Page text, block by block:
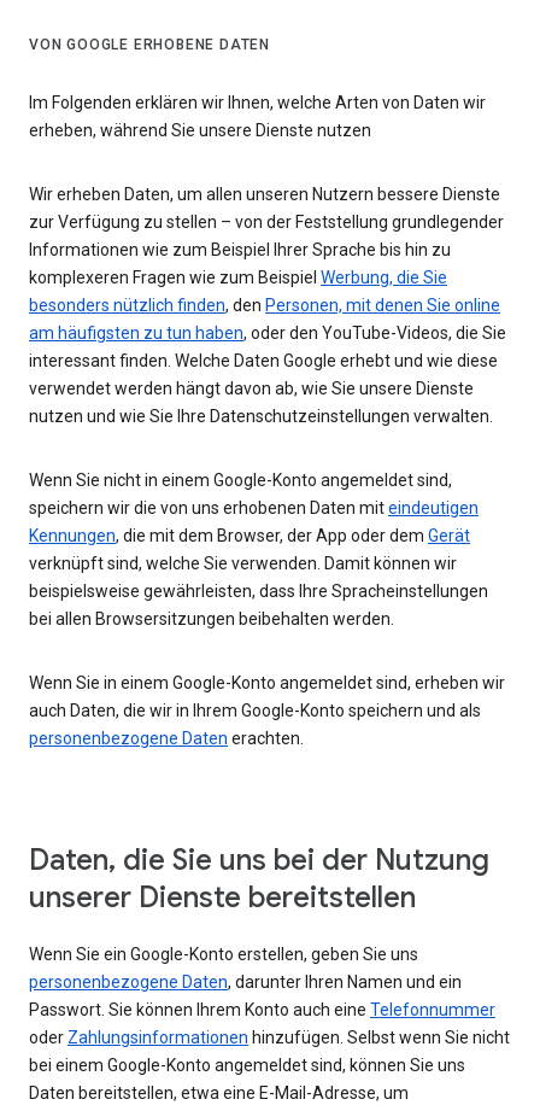
VON GOOGLE ERHOBENE DATEN
Im Folgenden erklären wir Ihnen, welche Arten von Daten wir
erheben, während Sie unsere Dienste nutzen
Wir erheben Daten, um allen unseren Nutzern bessere Dienste
zur Verfügung zu stellen – von der Feststellung grundlegender
Informationen wie zum Beispiel Ihrer Sprache bis hin zu
komplexeren Fragen wie zum Beispiel Werbung, die Sie
besonders nützlich finden, den Personen, mit denen Sie online
am häufigsten zu tun haben, oder den YouTube-Videos, die Sie
interessant finden. Welche Daten Google erhebt und wie diese
verwendet werden hängt davon ab, wie Sie unsere Dienste
nutzen und wie Sie Ihre Datenschutzeinstellungen verwalten.
Wenn Sie nicht in einem Google-Konto angemeldet sind,
speichern wir die von uns erhobenen Daten miteindeutigen
Kennungen, die mit dem Browser, der App oder dem Gerät
verknüpft sind, welche Sie verwenden. Damit können wir
beispielsweise gewährleisten, dass Ihre Spracheinstellungen
bei allen Browsersitzungen beibehalten werden.
Wenn Sie in einem Google-Konto angemeldet sind, erheben wir
auch Daten, die wir in Ihrem Google-Konto speichern und als
personenbezogene Daten erachten.
Daten, die Sie uns bei der Nutzung
unserer Dienste bereitstellen
Wenn Sie ein Google-Konto erstellen, geben Sie uns
personenbezogene Daten, darunter Ihren Namen und ein
Passwort. Sie können Ihrem Konto auch eine Telefonnummer
oder Zahlungsinformationen hinzufügen. Selbst wenn Sie nicht
bei einem Google-Konto angemeldet sind, können Sie uns
Daten bereitstellen, etwa eine E-Mail-Adresse, um